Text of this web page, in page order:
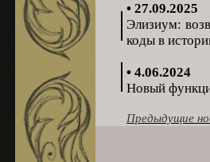
|
|
• 27.09.2025
Элизиум:
коды в
• 4.06.2024
Новый
Предыдущие